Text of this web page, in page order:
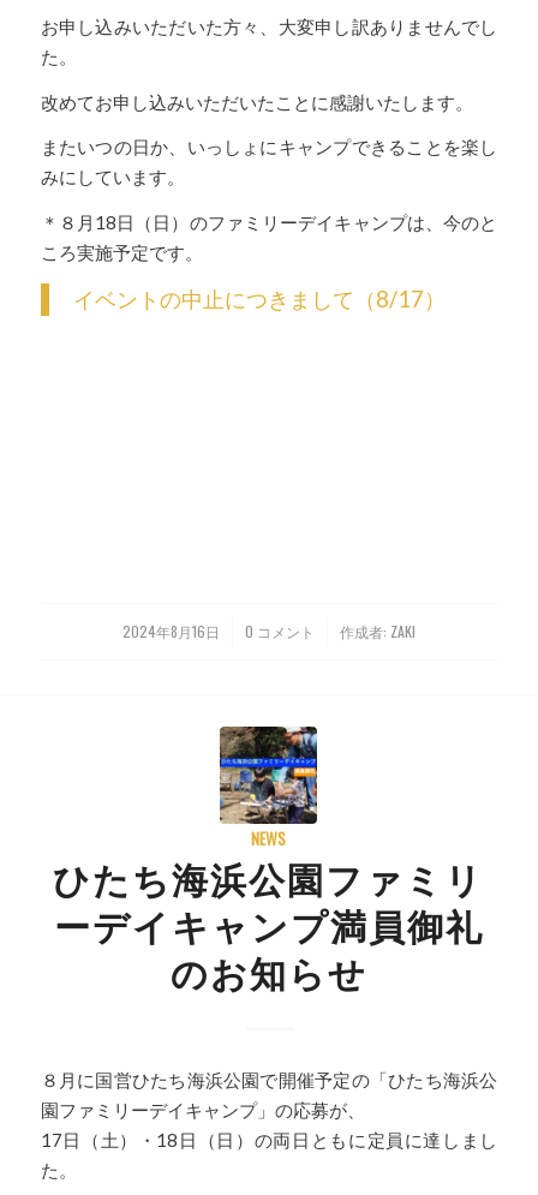
お申し込みいただいた方々、大変申し訳ありませんでし
た。
改めてお申し込みいただいたことに感謝いたします。
またいつの日か、いっしょにキャンプできることを楽し
みにしています。
＊８月18日（日）のファミリーデイキャンプは、今のと
ころ実施予定です。
イベントの中止につきまして（8/17）
2024年8月16日
/ 0 コメント
/ 作成者: ZAKI
NEWS
ひたち海浜公園ファミリ
ーデイキャンプ満員御礼
のお知らせ
８月に国営ひたち海浜公園で開催予定の「ひたち海浜公
園ファミリーデイキャンプ」の応募が、
17日（土）・18日（日）の両日ともに定員に達しまし
た。